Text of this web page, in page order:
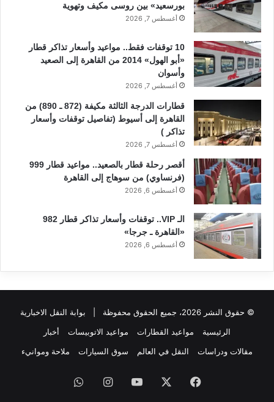
بورسعيد» بين روسى مكيف وتهوية
أغسطس 7, 2026
10 توقفات فقط.. مواعيد وأسعار تذاكر قطار
«أبو الهول» 2014 من القاهرة إلى الصعيد
وأسوان
أغسطس 7, 2026
قطارات الدرجة الثالثة مكيفة (872 ـ 890) من
القاهرة إلى أسيوط (تفاصيل توقفات وأسعار
تذاكر )
أغسطس 7, 2026
أقصر رحلة قطار بالصعيد.. مواعيد قطار 999
(فرنساوي) من سوهاج إلى القاهرة
أغسطس 6, 2026
الـ VIP.. توقفات وأسعار تذاكر قطار 982
«القاهرة ـ جرجا»
أغسطس 6, 2026
© حقوق النشر 2026، جميع الحقوق محفوظة |
بوابة النقل الاخبارية
الرئيسية
مواعيد القطارات مواعيد الاتوبيسات
أخبار
مقالات ودراسات
النقل في العالم سوق السيارات ملاحة وموانيء
فيسبوك ‫YouTubeانستقرام